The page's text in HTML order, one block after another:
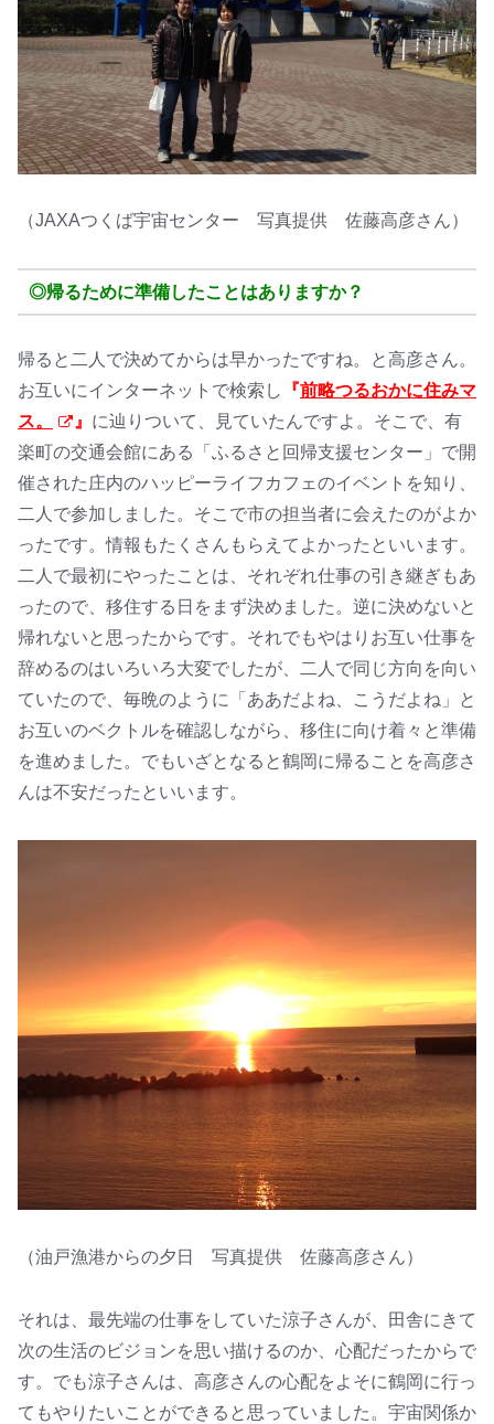
（JAXAつくば宇宙センター 写真提供 佐藤高彦さん）
◎帰るために準備したことはありますか？
帰ると二人で決めてからは早かったですね。と高彦さん。
お互いにインターネットで検索し
『前略つるおかに住みマ
ス。
』 に辿りついて、見ていたんですよ。そこで、有
楽町の交通会館にある「ふるさと回帰支援センター」で開
催された庄内のハッピーライフカフェのイベントを知り、
二人で参加しました。そこで市の担当者に会えたのがよか
ったです。情報もたくさんもらえてよかったといいます。
二人で最初にやったことは、それぞれ仕事の引き継ぎもあ
ったので、移住する日をまず決めました。逆に決めないと
帰れないと思ったからです。それでもやはりお互い仕事を
辞めるのはいろいろ大変でしたが、二人で同じ方向を向い
ていたので、毎晩のように「ああだよね、こうだよね」と
お互いのベクトルを確認しながら、移住に向け着々と準備
を進めました。でもいざとなると鶴岡に帰ることを高彦さ
んは不安だったといいます。
（油戸漁港からの夕日 写真提供 佐藤高彦さん）
それは、最先端の仕事をしていた涼子さんが、田舎にきて
次の生活のビジョンを思い描けるのか、心配だったからで
す。でも涼子さんは、高彦さんの心配をよそに鶴岡に行っ
てもやりたいことができると思っていました。宇宙関係か